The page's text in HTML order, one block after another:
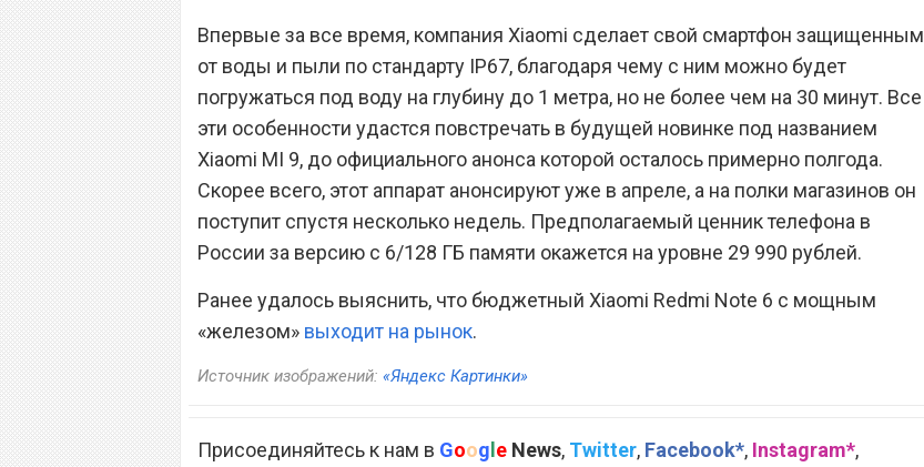
Впервые за все время, компания Xiaomi сделает свой смартфон защищенным
от воды и пыли по стандарту IP67, благодаря чему с ним можно будет
погружаться под воду на глубину до 1 метра, но не более чем на 30 минут. Все
эти особенности удастся повстречать в будущей новинке под названием
Xiaomi MI 9, до официального анонса которой осталось примерно полгода.
Скорее всего, этот аппарат анонсируют уже в апреле, а на полки магазинов он
поступит спустя несколько недель. Предполагаемый ценник телефона в
России за версию с 6/128 ГБ памяти окажется на уровне 29 990 рублей.
Ранее удалось выяснить, что бюджетный Xiaomi Redmi Note 6 с мощным
«железом» выходит на рынок.
Источник изображений: «Яндекс Картинки»
Присоединяйтесь к нам в Google News, Twitter, Facebook*, Instagram*,